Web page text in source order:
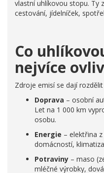
vlastní uhlíkovou stopu. Ty
cestování, jídelníček,
Co
nejvíce
Zdroje emisí se dají
Doprava – osobní
Let na 1 000 km
osobu.
Energie – elektřina
domácností,
Potraviny – maso
mléčné výrobky,